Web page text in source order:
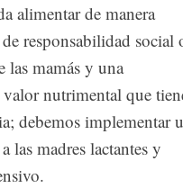
alimentar de manera
responsabilidad social
las mamás y una
nutrimental que
debemos implementar
las madres lactantes y